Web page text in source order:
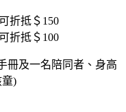
折抵＄150
折抵＄100
冊及一名陪同者、身高
童)